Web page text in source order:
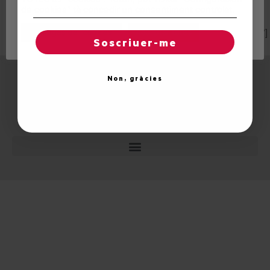
[listyofiles width=600 folder=”docs/actesconselh”
options=”table,icon,filesize,date,hide_extension,new_window”]
Reglatges de "cookies" Acceptar totes
Soscriuer-me
Non, gràcies